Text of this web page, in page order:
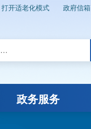
打开适老化模式 政府信箱
政务服务